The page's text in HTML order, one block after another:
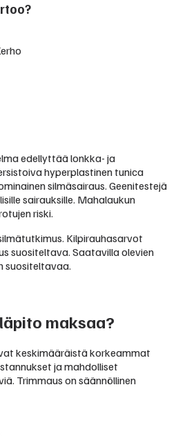
edellyttää lonkka- ja
hyperplastinen tunica
silmäsairaus. Geenitestejä
sairauksille. Mahalaukun
riski.
Kilpirauhasarvot
suositeltava. Saatavilla olevien
suositeltavaa.
maksaa?
keskimääräistä korkeammat
ja mahdolliset
Trimmaus on säännöllinen